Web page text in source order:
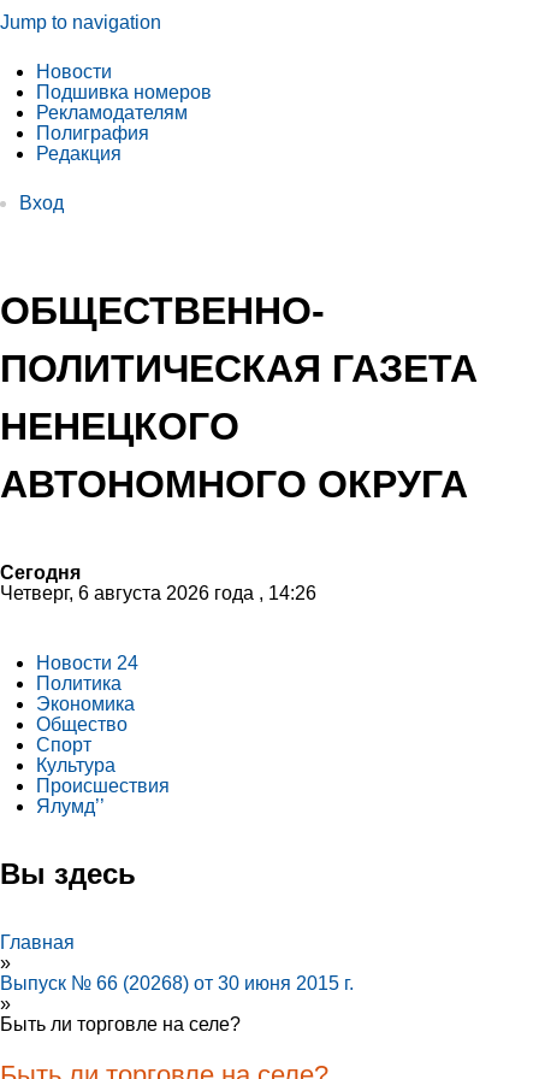
Jump to navigation
Новости
Подшивка номеров
Рекламодателям
Полиграфия
Редакция
Вход
ОБЩЕСТВЕННО-
ПОЛИТИЧЕСКАЯ ГАЗЕТА
НЕНЕЦКОГО
АВТОНОМНОГО ОКРУГА
Сегодня
Четверг, 6 августа 2026 года , 14:26
Новости 24
Политика
Экономика
Общество
Спорт
Культура
Происшествия
Ялумд’’
Вы здесь
Главная
»
Выпуск № 66 (20268) от 30 июня 2015 г.
»
Быть ли торговле на селе?